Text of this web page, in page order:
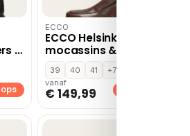
–
ECCO
ECCO Helsinki 2
mocassins & loafers –
Cognac
39 40 41
+7
vanaf
€ 149,99